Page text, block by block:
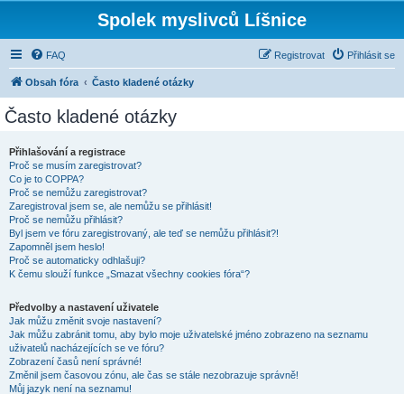
Spolek myslivců Líšnice
FAQ Přihlásit se
Registrovat
Obsah fóra Často kladené otázky
Často kladené otázky
Přihlašování a registrace
Proč se musím zaregistrovat?
Co je to COPPA?
Proč se nemůžu zaregistrovat?
Zaregistroval jsem se, ale nemůžu se přihlásit!
Proč se nemůžu přihlásit?
Byl jsem ve fóru zaregistrovaný, ale teď se nemůžu přihlásit?!
Zapomněl jsem heslo!
Proč se automaticky odhlašuji?
K čemu slouží funkce „Smazat všechny cookies fóra“?
Předvolby a nastavení uživatele
Jak můžu změnit svoje nastavení?
Jak můžu zabránit tomu, aby bylo moje uživatelské jméno zobrazeno na seznamu
uživatelů nacházejících se ve fóru?
Zobrazení časů není správné!
Změnil jsem časovou zónu, ale čas se stále nezobrazuje správně!
Můj jazyk není na seznamu!